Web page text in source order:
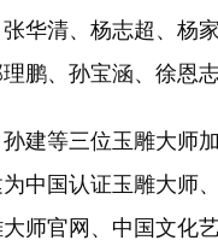
华清、杨志超、杨
鹏、孙宝涵、徐恩
建等三位玉雕大师
中国认证玉雕大师
师官网、中国文化